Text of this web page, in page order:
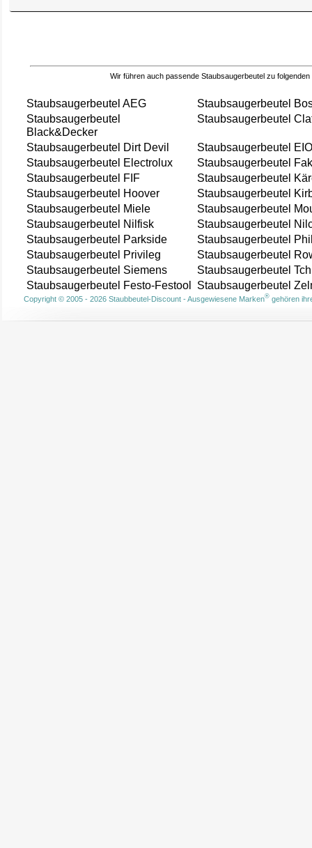
Wir führen auch passende Staubsaugerbeutel zu folgenden
Staubsaugerbeutel AEG
Staubsaugerbeutel
Staubsaugerbeutel
Black&Decker
Staubsaugerbeutel
Staubsaugerbeutel Dirt Devil
Staubsaugerbeutel
Staubsaugerbeutel Electrolux
Staubsaugerbeutel
Staubsaugerbeutel FIF
Staubsaugerbeutel
Staubsaugerbeutel Hoover
Staubsaugerbeutel
Staubsaugerbeutel Miele
Staubsaugerbeutel
Staubsaugerbeutel Nilfisk
Staubsaugerbeutel
Staubsaugerbeutel Parkside
Staubsaugerbeutel
Staubsaugerbeutel Privileg
Staubsaugerbeutel
Staubsaugerbeutel Siemens
Staubsaugerbeutel
Staubsaugerbeutel Festo-Festool
Staubsaugerbeutel
Copyright © 2005 - 2026 Staubbeutel-Discount - Ausgewiesene Marken®gehören